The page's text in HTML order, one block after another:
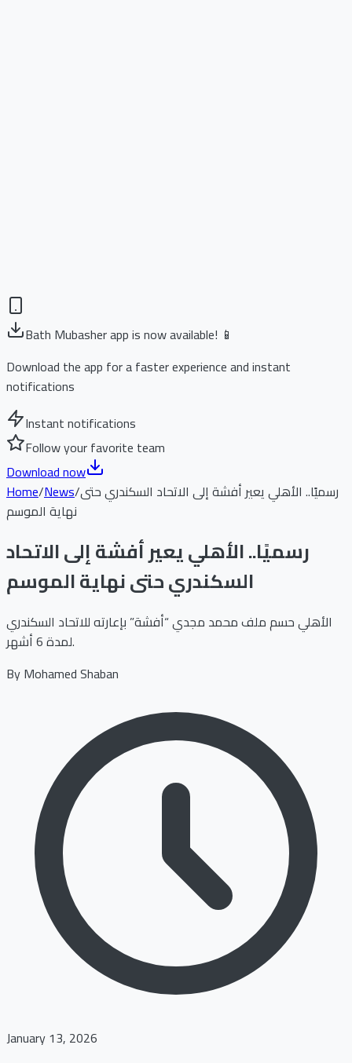
Bath Mubasher app is now available! 📱
Download the app for a faster experience and instant
notifications
Instant notifications
Follow your favorite team
Download now
Home/News/رسميًا.. الأهلي يعير أفشة إلى الاتحاد السكندري حتى
نهاية الموسم
رسميًا.. الأهلي يعير أفشة إلى الاتحاد
السكندري حتى نهاية الموسم
الأهلي حسم ملف محمد مجدي “أفشة” بإعارته للاتحاد السكندري
لمدة 6 أشهر.
ByMohamed Shaban
January 13, 2026